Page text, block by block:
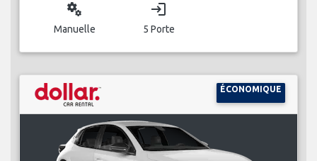
miscellaneous_services
Manuelle
login
5 Porte
ÉCONOMIQUE